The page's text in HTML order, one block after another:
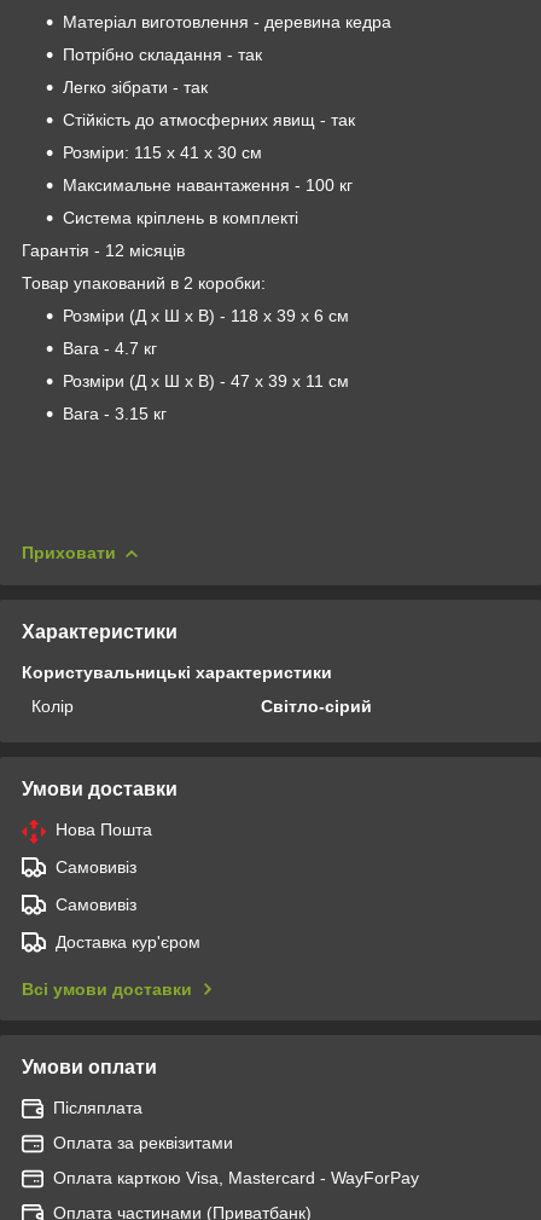
Матеріал виготовлення - деревина кедра
Потрібно складання - так
Легко зібрати - так
Стійкість до атмосферних явищ - так
Розміри: 115 х 41 х 30 см
Максимальне навантаження - 100 кг
Система кріплень в комплекті
Гарантія - 12 місяців
Товар упакований в 2 коробки:
Розміри (Д х Ш х В) - 118 х 39 х 6 см
Вага - 4.7 кг
Розміри (Д х Ш х В) - 47 х 39 х 11 см
Вага - 3.15 кг
Приховати
Характеристики
Користувальницькі характеристики
Колір
Світло-сірий
Умови доставки
Нова Пошта
Самовивіз
Самовивіз
Доставка кур'єром
Всі умови доставки
Умови оплати
Післяплата
Оплата за реквізитами
Оплата карткою Visa, Mastercard - WayForPay
Оплата частинами (Приватбанк)